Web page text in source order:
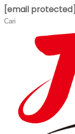
[email protected]